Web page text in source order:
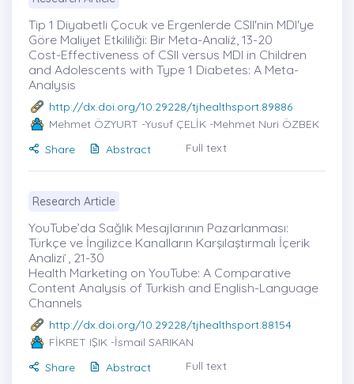
Tip 1 Diyabetli Çocuk ve Ergenlerde CSII'nin MDI'ye
Göre Maliyet Etkililiği: Bir Meta-Analiż, 13-20
Cost-Effectiveness of CSII versus MDI in Children
and Adolescents with Type 1 Diabetes: A Meta-
Analysis
http://dx.doi.org/10.29228/tjhealthsport.89886
Mehmet ÖZYURT -Yusuf ÇELİK -Mehmet Nuri ÖZBEK
Share
Abstract Full text
Research Article
YouTube’da Sağlık Mesajlarının Pazarlanması:
Türkçe ve İngilizce Kanalların Karşılaştırmalı İçerik
Analizi ̇, 21-30
Health Marketing on YouTube: A Comparative
Content Analysis of Turkish and English-Language
Channels
http://dx.doi.org/10.29228/tjhealthsport.88154
FİKRET IŞIK -İsmail SARIKAN
Share
Abstract Full text